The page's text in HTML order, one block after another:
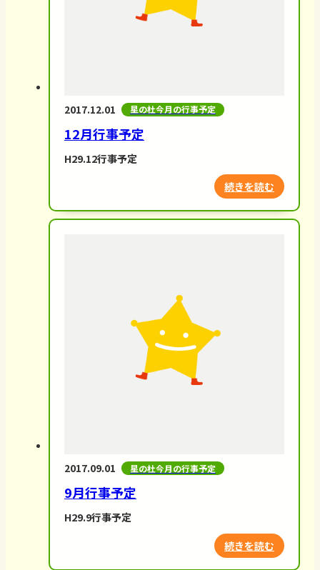
2017.12.01 星の杜今月の行事予定
12月行事予定
H29.12行事予定
続きを読む
2017.09.01 星の杜今月の行事予定
9月行事予定
H29.9行事予定
続きを読む